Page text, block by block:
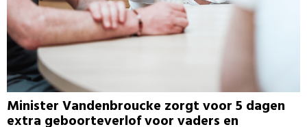
Minister Vandenbroucke zorgt voor 5 dagen
extra geboorteverlof voor vaders en